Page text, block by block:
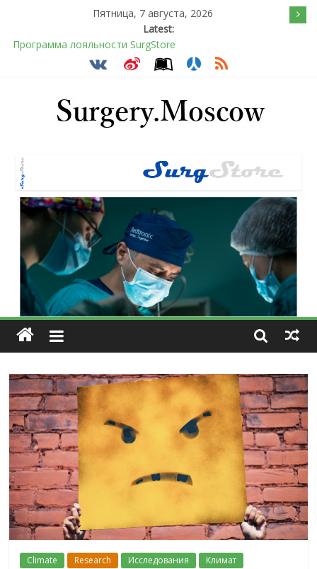
Пятница, 7 августа, 2026
Latest:
Программа лояльности SurgStore
Подсознательное желанием быть отверженным и
Барбированные нити в хирургии: принцип работы и
преимущества технологии
Climate Research Исследования Климат